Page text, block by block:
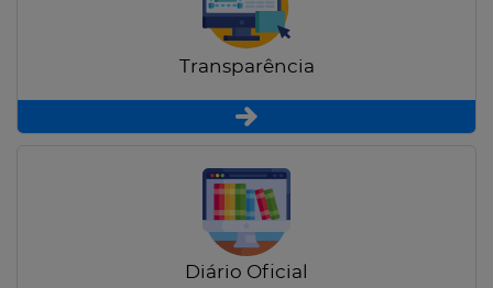
Transparência
Diário Oficial